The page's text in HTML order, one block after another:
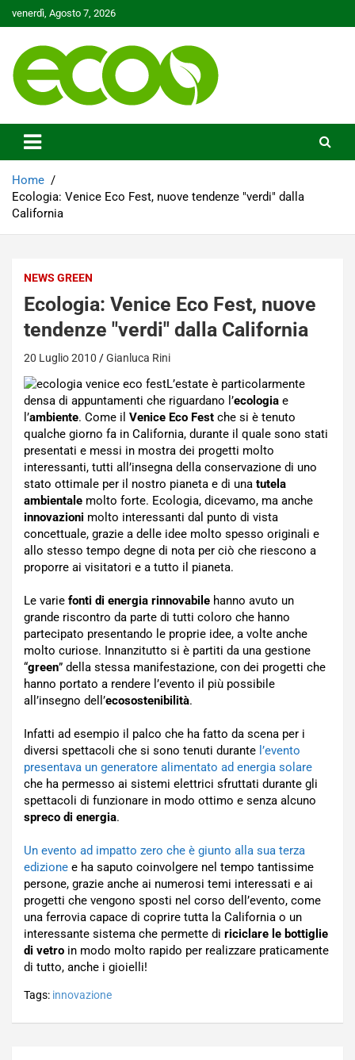
to
venerdì, Agosto 7, 2026
Ecoo.it
Home
Ecologia: Venice Eco Fest, nuove tendenze "verdi" dalla
California
NEWS GREEN
Ecologia: Venice Eco Fest, nuove
tendenze "verdi" dalla California
20 Luglio 2010 Gianluca Rini
L’estate è particolarmente
densa di appuntamenti che riguardano l’ecologia e
l’ambiente. Come il Venice Eco Fest che si è tenuto
qualche giorno fa in California, durante il quale sono stati
presentati e messi in mostra dei progetti molto
interessanti, tutti all’insegna della conservazione di uno
stato ottimale per il nostro pianeta e di una tutela
ambientale molto forte. Ecologia, dicevamo, ma anche
innovazioni molto interessanti dal punto di vista
concettuale, grazie a delle idee molto spesso originali e
allo stesso tempo degne di nota per ciò che riescono a
proporre ai visitatori e a tutto il pianeta.
Le varie fonti di energia rinnovabile hanno avuto un
grande riscontro da parte di tutti coloro che hanno
partecipato presentando le proprie idee, a volte anche
molto curiose. Innanzitutto si è partiti da una gestione
“green” della stessa manifestazione, con dei progetti che
hanno portato a rendere l’evento il più possibile
all’insegno dell’ecosostenibilità.
Infatti ad esempio il palco che ha fatto da scena per i
diversi spettacoli che si sono tenuti durante l’evento
presentava un generatore alimentato ad energia solare
che ha permesso ai sistemi elettrici sfruttati durante gli
spettacoli di funzionare in modo ottimo e senza alcuno
spreco di energia.
Un evento ad impatto zero che è giunto alla sua terza
edizione e ha saputo coinvolgere nel tempo tantissime
persone, grazie anche ai numerosi temi interessati e ai
progetti che vengono sposti nel corso dell’evento, come
una ferrovia capace di coprire tutta la California o un
interessante sistema che permette di riciclare le bottiglie
di vetro in modo molto rapido per realizzare praticamente
di tutto, anche i gioielli!
Tags: innovazione